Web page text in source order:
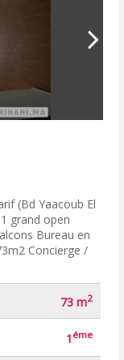
(Bd Yaacoub El
grand open
Bureau en
Concierge /
73 m2
1 éme